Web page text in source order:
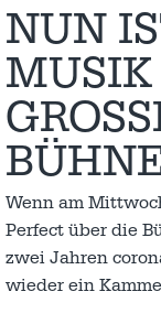
NUN
ÜHNE
Wenn am
Perfect über die
zwei Jahren
wieder ein